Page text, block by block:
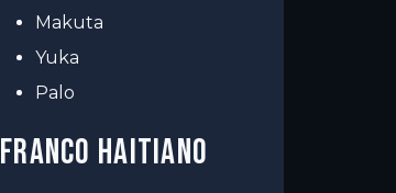
Makuta
Yuka
Palo
FRANCO HAITIANO